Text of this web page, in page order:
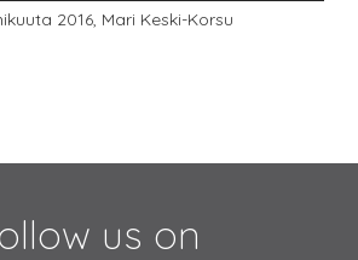
2016, Mari Keski-Korsu
us on